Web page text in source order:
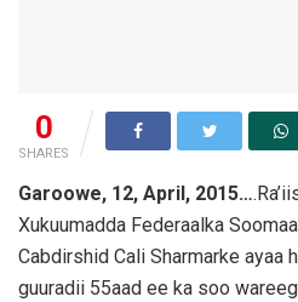
0
SHARES
Garoowe, 12, April, 2015…
Xukuumadda Federaalka
Cabdirshid Cali Sharmarke ayaa
guuradii 55aad ee ka soo